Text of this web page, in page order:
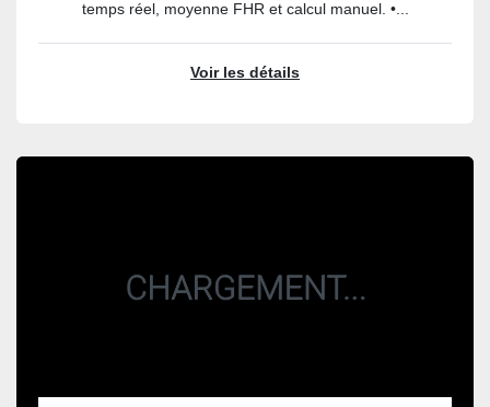
temps réel, moyenne FHR et calcul manuel. •...
Voir les détails